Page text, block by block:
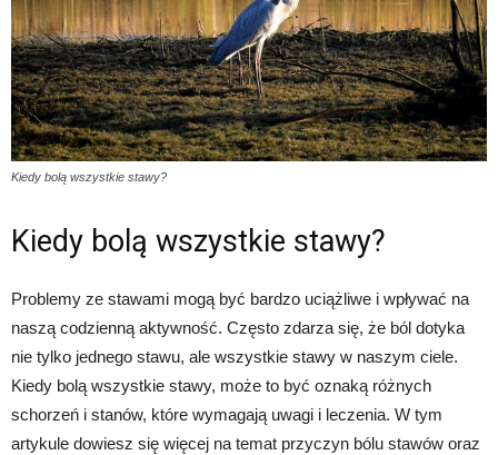
Kiedy bolą wszystkie stawy?
Kiedy bolą wszystkie stawy?
Problemy ze stawami mogą być bardzo uciążliwe i wpływać na
naszą codzienną aktywność. Często zdarza się, że ból dotyka
nie tylko jednego stawu, ale wszystkie stawy w naszym ciele.
Kiedy bolą wszystkie stawy, może to być oznaką różnych
schorzeń i stanów, które wymagają uwagi i leczenia. W tym
artykule dowiesz się więcej na temat przyczyn bólu stawów oraz